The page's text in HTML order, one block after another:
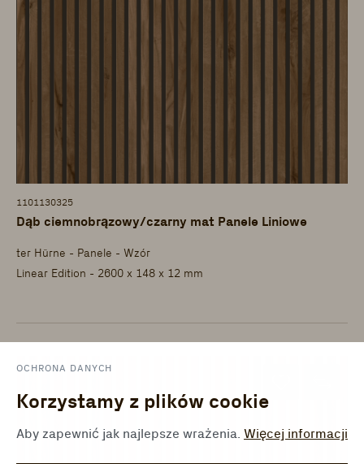
1101130325
Dąb ciemnobrązowy/czarny mat Panele Liniowe
ter Hürne - Panele - Wzór
Linear Edition - 2600 x 148 x 12 mm
OCHRONA DANYCH
Korzystamy z plików cookie
Aby zapewnić jak najlepsze wrażenia. Więcej informacji